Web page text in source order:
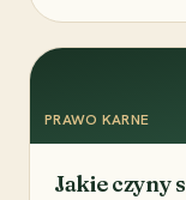
PRAWO KARNE
Jakie czyny